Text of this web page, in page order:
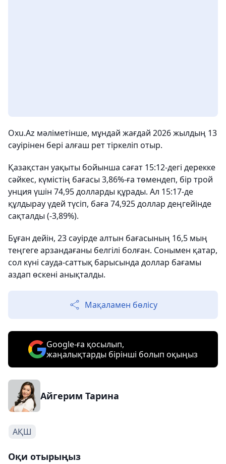
Oxu.Az мәліметінше, мұндай жағдай 2026 жылдың 13
сәуірінен бері алғаш рет тіркеліп отыр.
Қазақстан уақыты бойынша сағат 15:12-дегі дерекке
сәйкес, күмістің бағасы 3,86%-ға төмендеп, бір трой
унция үшін 74,95 долларды құрады. Ал 15:17-де
құлдырау үдей түсіп, баға 74,925 доллар деңгейінде
сақталды (-3,89%).
Бұған дейін, 23 сәуірде алтын бағасының 16,5 мың
теңгеге арзандағаны белгілі болған. Сонымен қатар,
сол күні сауда-саттық барысында доллар бағамы
аздап өскені анықталды.
Мақаламен бөлісу
Google-ға қосылып,
жаңалықтарды бірінші болып оқыңыз
Айгерим Тарина
АҚШ
Оқи отырыңыз